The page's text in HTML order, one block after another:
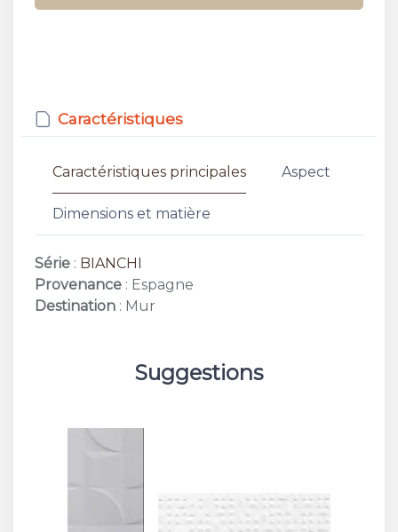
Caractéristiques
Caractéristiques principales Aspect
Dimensions et matière
Série : BIANCHI
Provenance : Espagne
Destination : Mur
Suggestions